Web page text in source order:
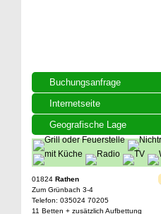
Buchungsanfrage
Internetseite
Geografische Lage
01824 Rathen
Zum Grünbach 3-4
Telefon: 035024 70205
11 Betten + zusätzlich Aufbettung